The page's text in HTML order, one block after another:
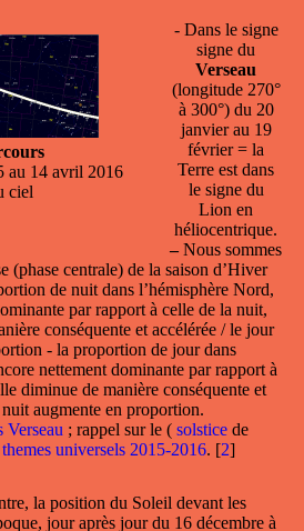
au 14 avril 2016
ciel
- Dans le signe
signe du
Verseau
(longitude 270°
à 300°) du 20
janvier au 19
février = la
Terre est dans
le signe du
Lion en
héliocentrique.
–Nous sommes
(phase centrale) de la saison d’Hiver
de nuit dans l’hémisphère Nord,
par rapport à celle de la nuit,
conséquente et accélérée / le jour
- la proportion de jour dans
nettement dominante par rapport à
diminue de manière conséquente et
augmente en proportion.
Verseau ; rappel sur le (solsticede
themes universels 2015-2016. [2]
la position du Soleil devant les
jour après jour du 16 décembre à